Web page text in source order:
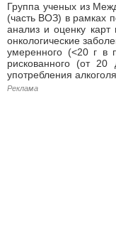
Группа ученых из
(часть ВОЗ) в рамках
анализ и оценку
онкологические
умеренного (<20 г в
рискованного (от
употребления алкоголя.
Реклама